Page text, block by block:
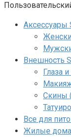
Аксессуары
Внешность
Глаза
Скины
Все для
Жилые дома